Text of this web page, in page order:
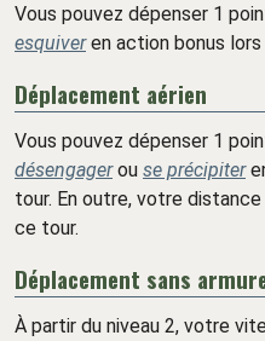
Vous pouvez dépenser 1
esquiveren action bonus
Déplacement aérien
Vous pouvez dépenser 1
désengagerou se précipiter
tour. En outre, votre
ce tour.
Déplacement sans
À partir du niveau 2, votre